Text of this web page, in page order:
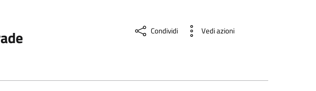
Condividi Vedi azioni